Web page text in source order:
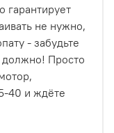
гарантирует
не нужно,
- забудьте
должно! Просто
40 и ждёте